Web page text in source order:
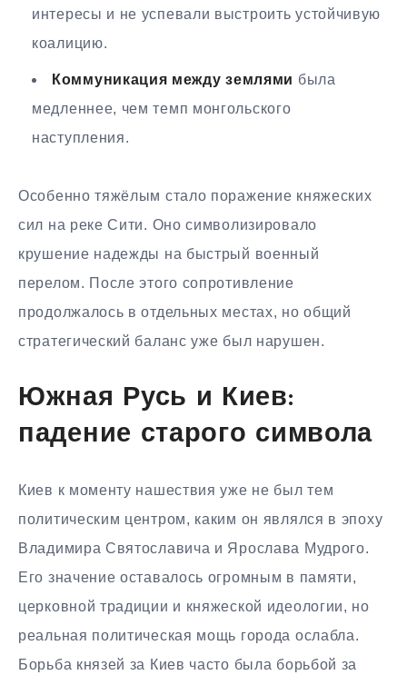
интересы и не успевали выстроить устойчивую
коалицию.
Коммуникация между землями была
медленнее, чем темп монгольского
наступления.
Особенно тяжёлым стало поражение княжеских
сил на реке Сити. Оно символизировало
крушение надежды на быстрый военный
перелом. После этого сопротивление
продолжалось в отдельных местах, но общий
стратегический баланс уже был нарушен.
Южная Русь и Киев:
падение старого символа
Киев к моменту нашествия уже не был тем
политическим центром, каким он являлся в эпоху
Владимира Святославича и Ярослава Мудрого.
Его значение оставалось огромным в памяти,
церковной традиции и княжеской идеологии, но
реальная политическая мощь города ослабла.
Борьба князей за Киев часто была борьбой за